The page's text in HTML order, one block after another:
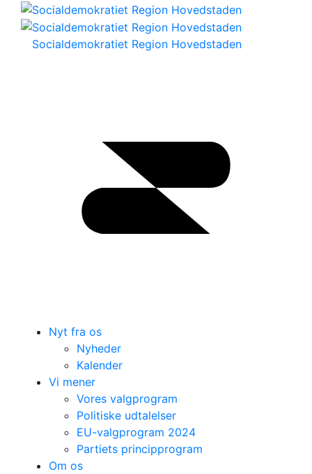
Socialdemokratiet Region Hovedstaden
Nyt fra os
Nyheder
Kalender
Vi mener
Vores valgprogram
Politiske udtalelser
EU-valgprogram 2024
Partiets principprogram
Om os